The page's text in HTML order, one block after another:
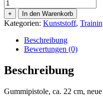
Menge
+ In den Warenkorb
Kategorien: Kunststoff,
Beschreibung
Bewertungen (0)
Beschreibung
Gummipistole, ca. 22 cm,